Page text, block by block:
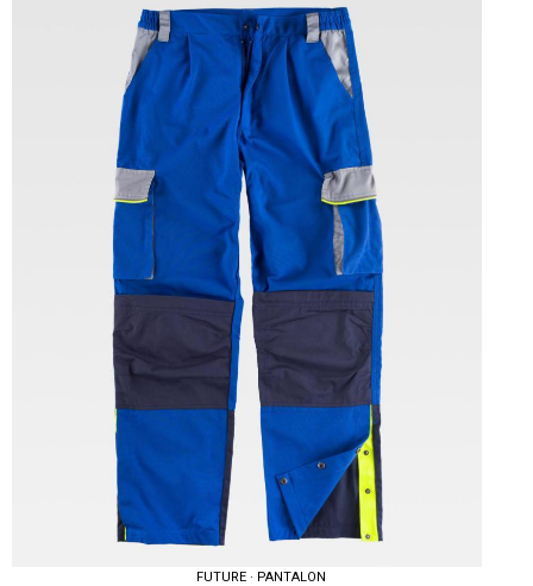
Tallas: 36, 37, 38, 39, 40, 41, 42, 43, 44, 45, 46, 47
FUTURE · PANTALON